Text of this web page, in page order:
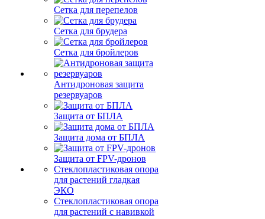
Сетка для перепелов
Сетка для брудера
Сетка для бройлеров
Антидроновая защита
резервуаров
Защита от БПЛА
Защита дома от БПЛА
Защита от FPV-дронов
Стеклопластиковая опора
для растений гладкая
ЭКО
Стеклопластиковая опора
для растений с навивкой